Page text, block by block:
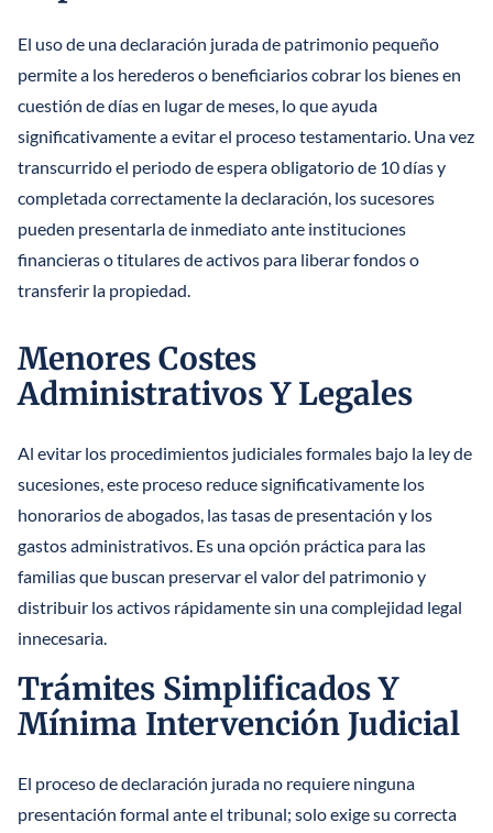
El uso de una declaración jurada de patrimonio pequeño
permite a los herederos o beneficiarios cobrar los bienes en
cuestión de días en lugar de meses, lo que ayuda
significativamente a evitar el proceso testamentario. Una vez
transcurrido el periodo de espera obligatorio de 10 días y
completada correctamente la declaración, los sucesores
pueden presentarla de inmediato ante instituciones
financieras o titulares de activos para liberar fondos o
transferir la propiedad.
Menores Costes
Administrativos Y Legales
Al evitar los procedimientos judiciales formales bajo la ley de
sucesiones, este proceso reduce significativamente los
honorarios de abogados, las tasas de presentación y los
gastos administrativos. Es una opción práctica para las
familias que buscan preservar el valor del patrimonio y
distribuir los activos rápidamente sin una complejidad legal
innecesaria.
Trámites Simplificados Y
Mínima Intervención Judicial
El proceso de declaración jurada no requiere ninguna
presentación formal ante el tribunal; solo exige su correcta